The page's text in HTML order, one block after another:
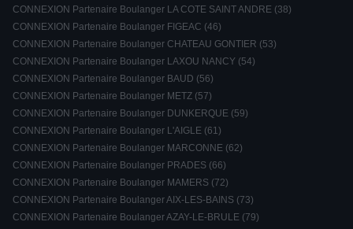
CONNEXION Partenaire Boulanger LA COTE SAINT ANDRE (38)
CONNEXION Partenaire Boulanger FIGEAC (46)
CONNEXION Partenaire Boulanger CHATEAU GONTIER (53)
CONNEXION Partenaire Boulanger LAXOU NANCY (54)
CONNEXION Partenaire Boulanger BAUD (56)
CONNEXION Partenaire Boulanger METZ (57)
CONNEXION Partenaire Boulanger DUNKERQUE (59)
CONNEXION Partenaire Boulanger L'AIGLE (61)
CONNEXION Partenaire Boulanger MARCONNE (62)
CONNEXION Partenaire Boulanger PRADES (66)
CONNEXION Partenaire Boulanger MAMERS (72)
CONNEXION Partenaire Boulanger AIX-LES-BAINS (73)
CONNEXION Partenaire Boulanger AZAY-LE-BRULE (79)